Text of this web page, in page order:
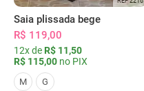
Saia plissada bege
R$ 119,00
12x de R$ 11,50
R$ 115,00 no PIX
M G